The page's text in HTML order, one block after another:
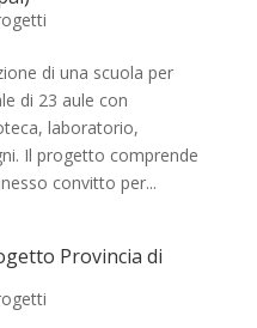
di una scuola per
di 23 aule con
laboratorio,
Il progetto comprende
convitto per...
Provincia di